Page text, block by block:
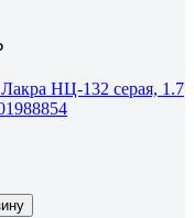
НЦ-132 серая, 1.7